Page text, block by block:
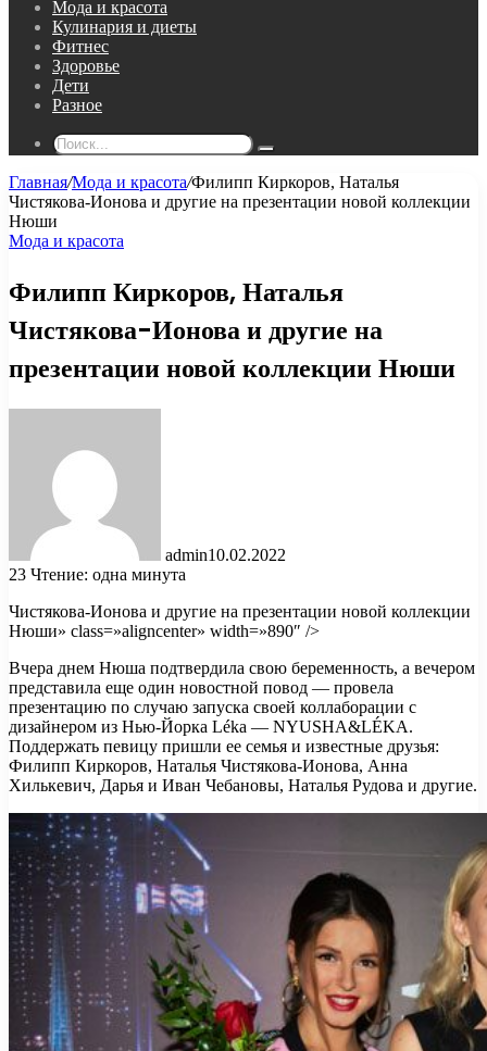
Мода и красота
Кулинария и диеты
Фитнес
Здоровье
Дети
Разное
Поиск...
Главная/Мода и красота/Филипп Киркоров, Наталья
Чистякова-Ионова и другие на презентации новой коллекции
Нюши
Мода и красота
Филипп Киркоров, Наталья
Чистякова-Ионова и другие на
презентации новой коллекции Нюши
admin10.02.2022
23 Чтение: одна минута
Чистякова-Ионова и другие на презентации новой коллекции
Нюши» class=»aligncenter» width=»890″ />
Вчера днем Нюша подтвердила свою беременность, а вечером
представила еще один новостной повод — провела
презентацию по случаю запуска своей коллаборации с
дизайнером из Нью-Йорка Léka — NYUSHA&LÉKA.
Поддержать певицу пришли ее семья и известные друзья:
Филипп Киркоров, Наталья Чистякова-Ионова, Анна
Хилькевич, Дарья и Иван Чебановы, Наталья Рудова и другие.